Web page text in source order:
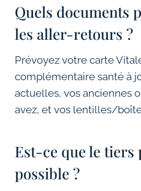
Quels documents
les aller-retours ?
Prévoyez votre carte
complémentaire santé à
actuelles, vos anciennes
avez, et vos lentilles/
Est-ce que le tiers
possible ?